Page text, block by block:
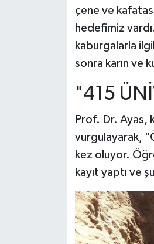
çene ve
hedefimiz
kaburgalarla
sonra karın ve
"415
Prof. Dr. Ayas,
vurgulayarak,
kez oluyor.
kayıt yaptı ve